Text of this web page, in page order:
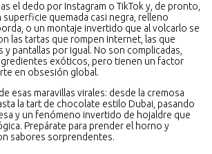
el dedo por Instagram o TikTok y, de pronto,
superficie quemada casi negra, relleno
o un montaje invertido que al volcarlo se
las tartas que rompen Internet, las que
y pantallas por igual. No son complicadas,
exóticos, pero tienen un factor
en obsesión global.
esas maravillas virales: desde la cremosa
la tart de chocolate estilo Dubai, pasando
y un fenómeno invertido de hojaldre que
Prepárate para prender el horno y
sabores sorprendentes.